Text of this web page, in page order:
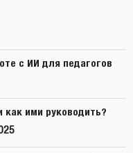
с ИИ для педагогов
как ими руководить?